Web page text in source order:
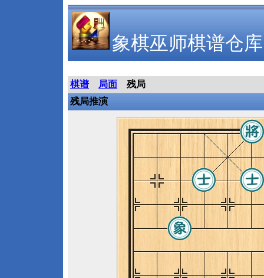
象棋巫师棋谱仓库
棋谱 局面
残局
残局推演